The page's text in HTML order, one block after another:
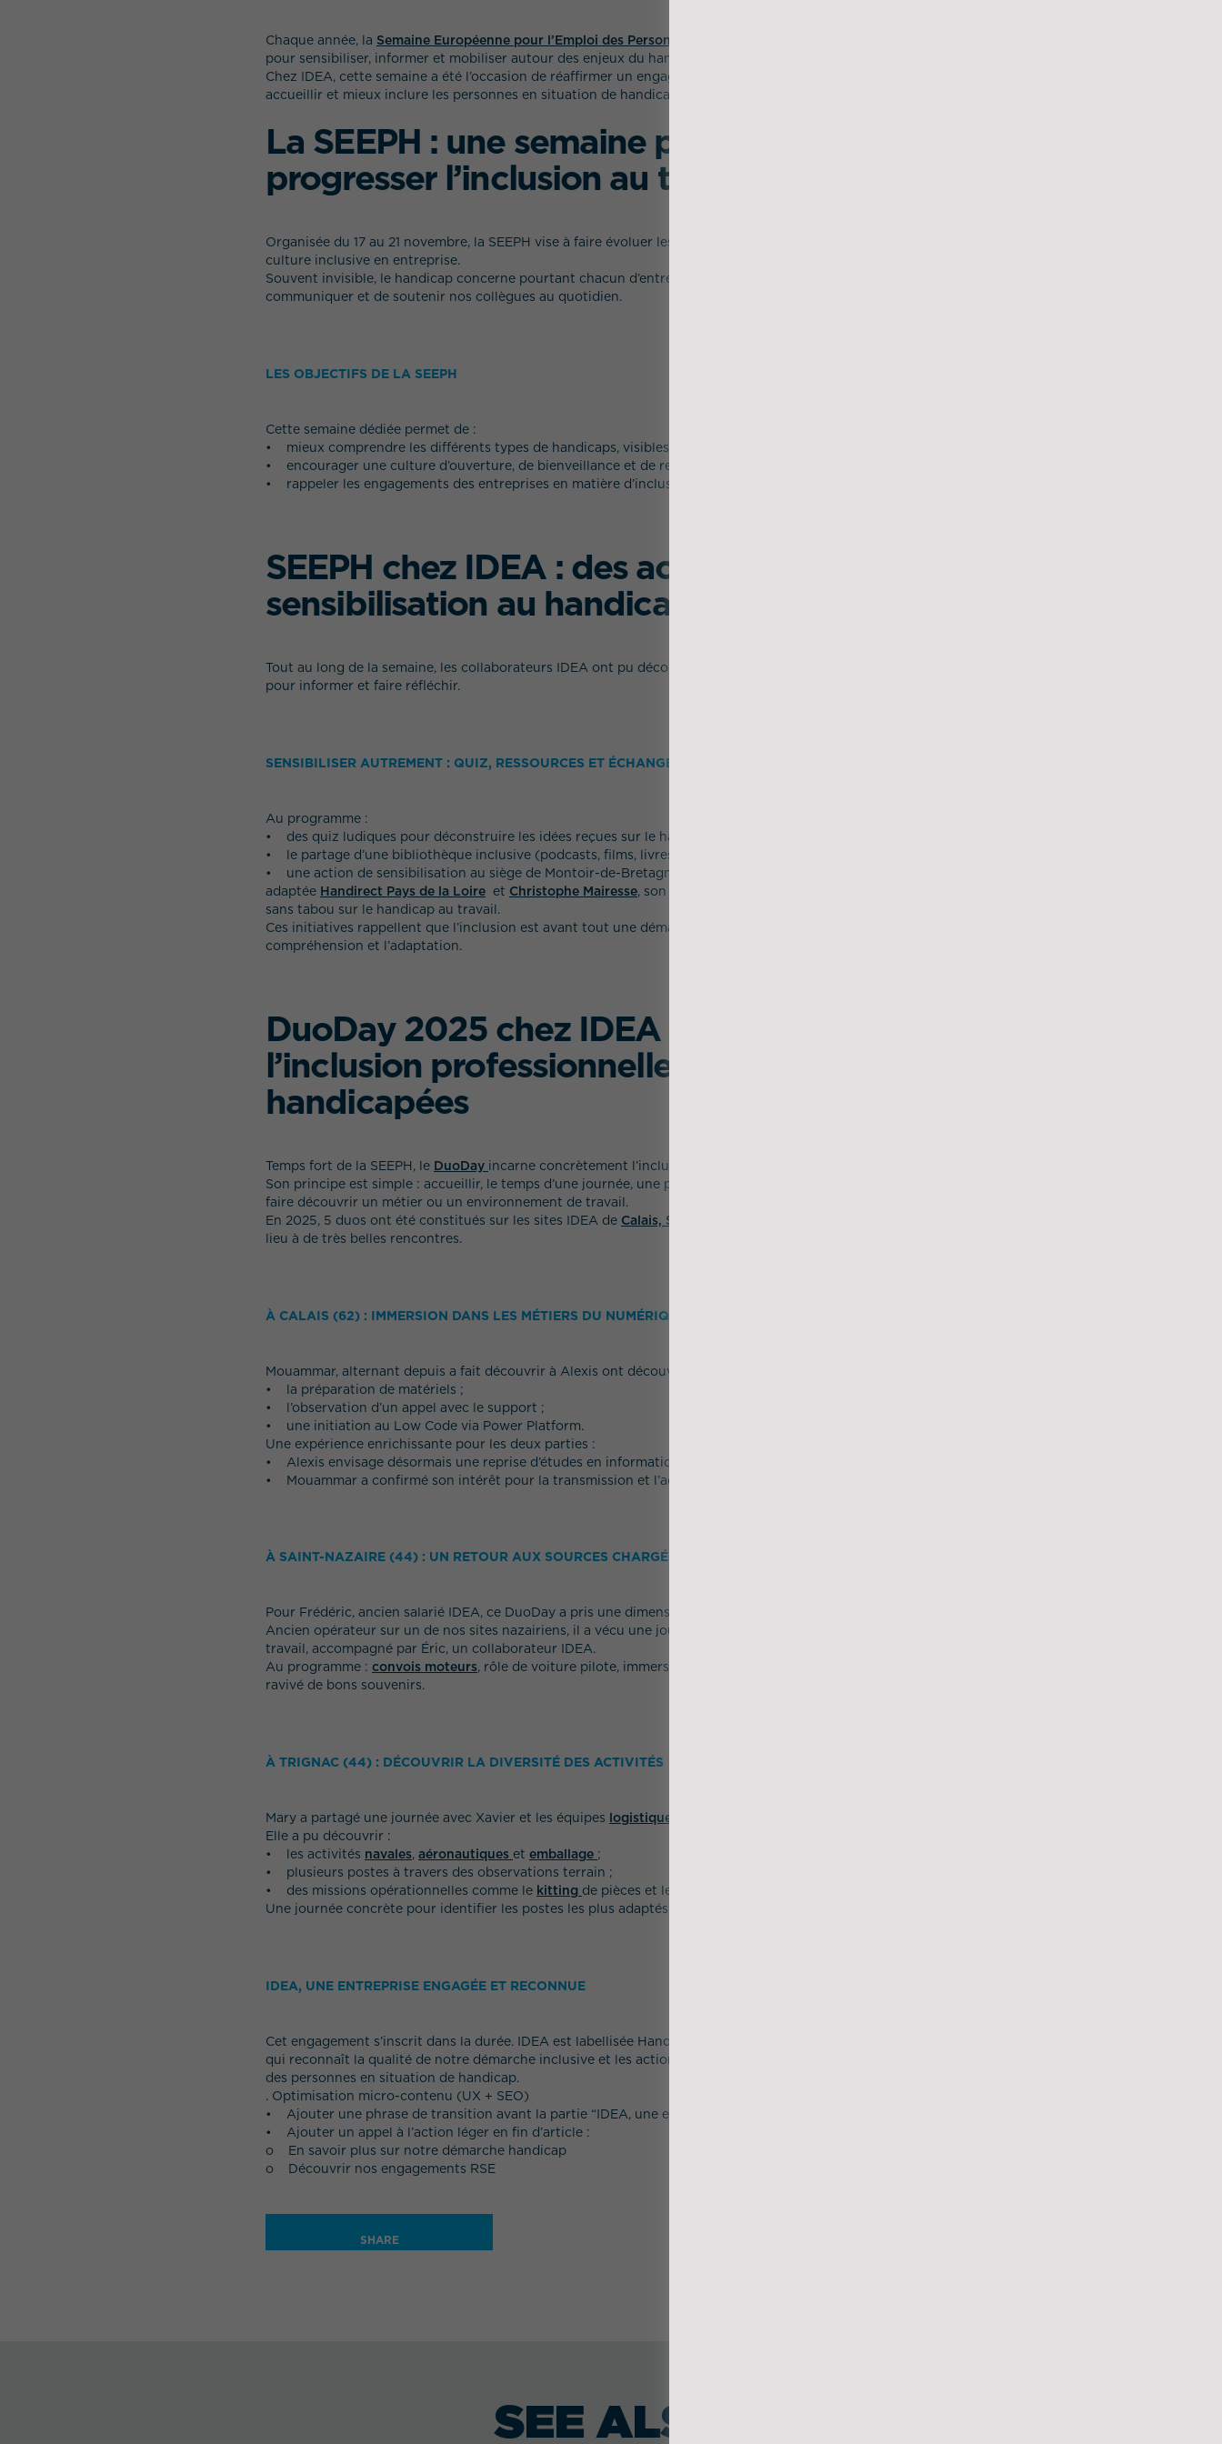
Chaque année, la Semaine Européenne pour l’Emploi des Personnes Handicapées (SEEPH)
pour sensibiliser, informer et mobiliser autour des enjeux du handicap au travail.
Chez IDEA, cette semaine a été l’occasion de réaffirmer un engagement fort : mieux comprendre, mieux
accueillir et mieux inclure les personnes en situation de handicap, partout où nous opérons.
La SEEPH : une semaine pour faire
progresser l’inclusion au travail
Organisée du 17 au 21 novembre, la SEEPH vise à faire évoluer les regards sur le handicap et à renforcer une
culture inclusive en entreprise.
Souvent invisible, le handicap concerne pourtant chacun d’entre nous, dans notre manière de collaborer, de
communiquer et de soutenir nos collègues au quotidien.
LES OBJECTIFS DE LA SEEPH
Cette semaine dédiée permet de :
• mieux comprendre les différents types de handicaps, visibles ou invisibles ;
• encourager une culture d’ouverture, de bienveillance et de respect ;
• rappeler les engagements des entreprises en matière d’inclusion et d’égalité des chances.
SEEPH chez IDEA : des actions de
sensibilisation au handicap en entreprise
Tout au long de la semaine, les collaborateurs IDEA ont pu découvrir sur notre intranet des contenus, pensés
pour informer et faire réfléchir.
SENSIBILISER AUTREMENT : QUIZ, RESSOURCES ET ÉCHANGES
Au programme :
• des quiz ludiques pour déconstruire les idées reçues sur le handicap ;
• le partage d’une bibliothèque inclusive (podcasts, films, livres) pour approfondir le sujet ;
• une action de sensibilisation au siège de Montoir-de-Bretagne (44), en partenariat avec l’entreprise
adaptée Handirect Pays de la Loire et Christophe Mairesse, son dirigeant, favorisant des échanges ouverts et
sans tabou sur le handicap au travail.
Ces initiatives rappellent que l’inclusion est avant tout une démarche collective, fondée sur la
compréhension et l’adaptation.
DuoDay 2025 chez IDEA : favoriser
l’inclusion professionnelle des personnes
handicapées
Temps fort de la SEEPH, le DuoDay incarne concrètement l’inclusion en entreprise.
Son principe est simple : accueillir, le temps d’une journée, une personne en situation de handicap pour lui
faire découvrir un métier ou un environnement de travail.
En 2025, 5 duos ont été constitués sur les sites IDEA de Calais, Saint-Nazaire, Trignac et Nantes
lieu à de très belles rencontres.
À CALAIS (62) : IMMERSION DANS LES MÉTIERS DU NUMÉRIQUE
Mouammar, alternant depuis a fait découvrir à Alexis ont découvert le groupe IDEA à travers :
• la préparation de matériels ;
• l’observation d’un appel avec le support ;
• une initiation au Low Code via Power Platform.
Une expérience enrichissante pour les deux parties :
• Alexis envisage désormais une reprise d’études en informatique ;
• Mouammar a confirmé son intérêt pour la transmission et l’accompagnement.
À SAINT-NAZAIRE (44) : UN RETOUR AUX SOURCES CHARGÉ D’ÉMOTION
Pour Frédéric, ancien salarié IDEA, ce DuoDay a pris une dimension particulière.
Ancien opérateur sur un de nos sites nazairiens, il a vécu une journée d’immersion sur son ancien lieu de
travail, accompagné par Éric, un collaborateur IDEA.
Au programme : convois moteurs, rôle de voiture pilote, immersion terrain… Une belle parenthèse, qui a
ravivé de bons souvenirs.
À TRIGNAC (44) : DÉCOUVRIR LA DIVERSITÉ DES ACTIVITÉS
Mary a partagé une journée avec Xavier et les équipes logistique
Elle a pu découvrir :
• les activités navales, aéronautiques et emballage ;
• plusieurs postes à travers des observations terrain ;
• des missions opérationnelles comme le kitting de pièces et le contrôle réception.
Une journée concrète pour identifier les postes les plus adaptés à son projet professionnel.
IDEA, UNE ENTREPRISE ENGAGÉE ET RECONNUE
Cet engagement s’inscrit dans la durée. IDEA est labellisée Handi-Engagé, un label délivré par France Travail,
qui reconnaît la qualité de notre démarche inclusive et les actions concrètes menées en faveur de l’emploi
des personnes en situation de handicap.
. Optimisation micro-contenu (UX + SEO)
• Ajouter une phrase de transition avant la partie “IDEA, une entreprise engagée et reconnue”
• Ajouter un appel à l’action léger en fin d’article :
o En savoir plus sur notre démarche handicap
o Découvrir nos engagements RSE
SHARE
SEE ALSO